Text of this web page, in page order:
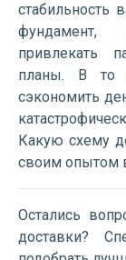
стабильность
фундамент,
привлекать
планы. В то
сэкономить
Какую схему
своим опытом
Остались
доставки?